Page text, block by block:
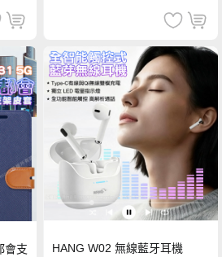
會支
HANG W02 無線藍牙耳機